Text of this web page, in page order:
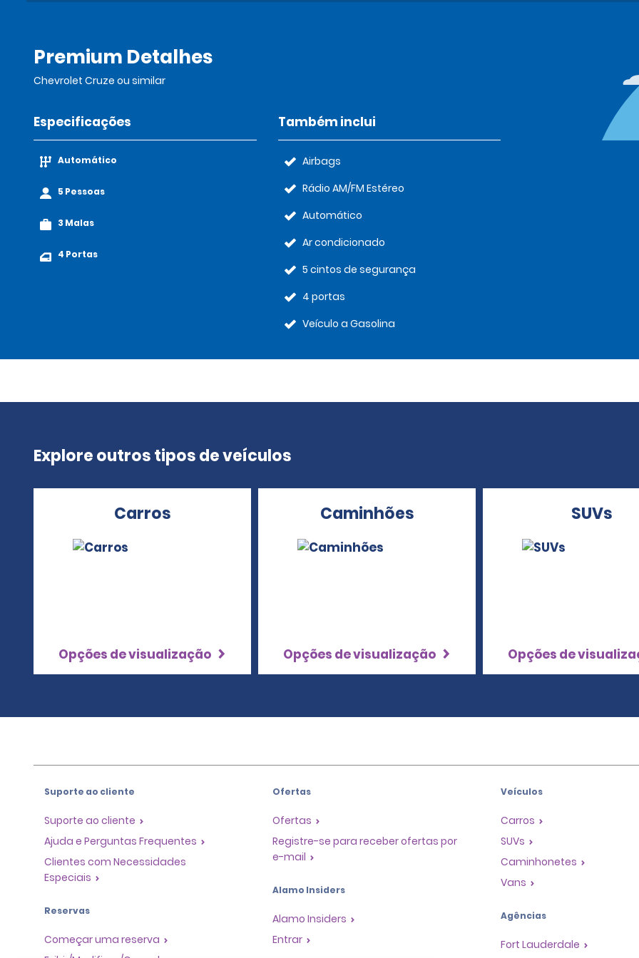
Premium Detalhes
Chevrolet Cruze ou similar
Especificações
Automático
5 Pessoas
3 Malas
4 Portas
Também inclui
Airbags
Rádio AM/FM Estéreo
Automático
Ar condicionado
5 cintos de segurança
4 portas
Veículo a Gasolina
Explore outros tipos de veículos
Carros
Opções de visualização
Caminhões
Opções de visualização
SUVs
Opções de
Suporte ao cliente
Suporte ao cliente
Ajuda e Perguntas Frequentes
Clientes com Necessidades
Especiais
Reservas
Começar uma reserva
Ofertas
Ofertas
Registre-se para receber ofertas por
e-mail
Alamo Insiders
Alamo Insiders
Entrar
Veículos
Carros
SUVs
Caminhonetes
Vans
Agências
Fort Lauderdale